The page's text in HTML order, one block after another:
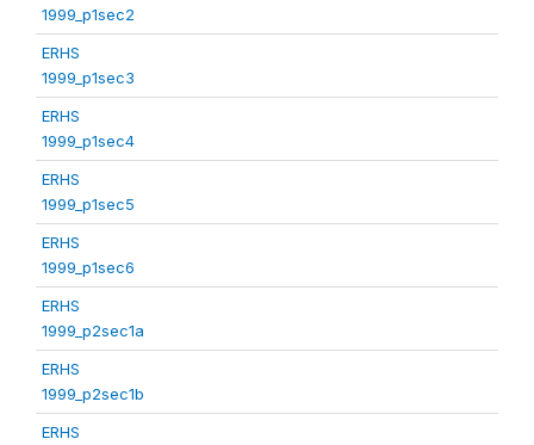
1999_p1sec2
ERHS
1999_p1sec3
ERHS
1999_p1sec4
ERHS
1999_p1sec5
ERHS
1999_p1sec6
ERHS
1999_p2sec1a
ERHS
1999_p2sec1b
ERHS